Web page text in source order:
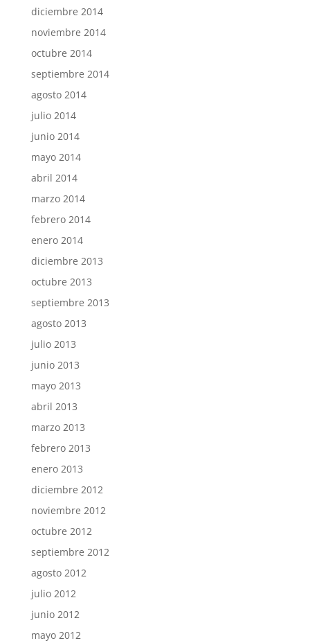
diciembre 2014
noviembre 2014
octubre 2014
septiembre 2014
agosto 2014
julio 2014
junio 2014
mayo 2014
abril 2014
marzo 2014
febrero 2014
enero 2014
diciembre 2013
octubre 2013
septiembre 2013
agosto 2013
julio 2013
junio 2013
mayo 2013
abril 2013
marzo 2013
febrero 2013
enero 2013
diciembre 2012
noviembre 2012
octubre 2012
septiembre 2012
agosto 2012
julio 2012
junio 2012
mayo 2012